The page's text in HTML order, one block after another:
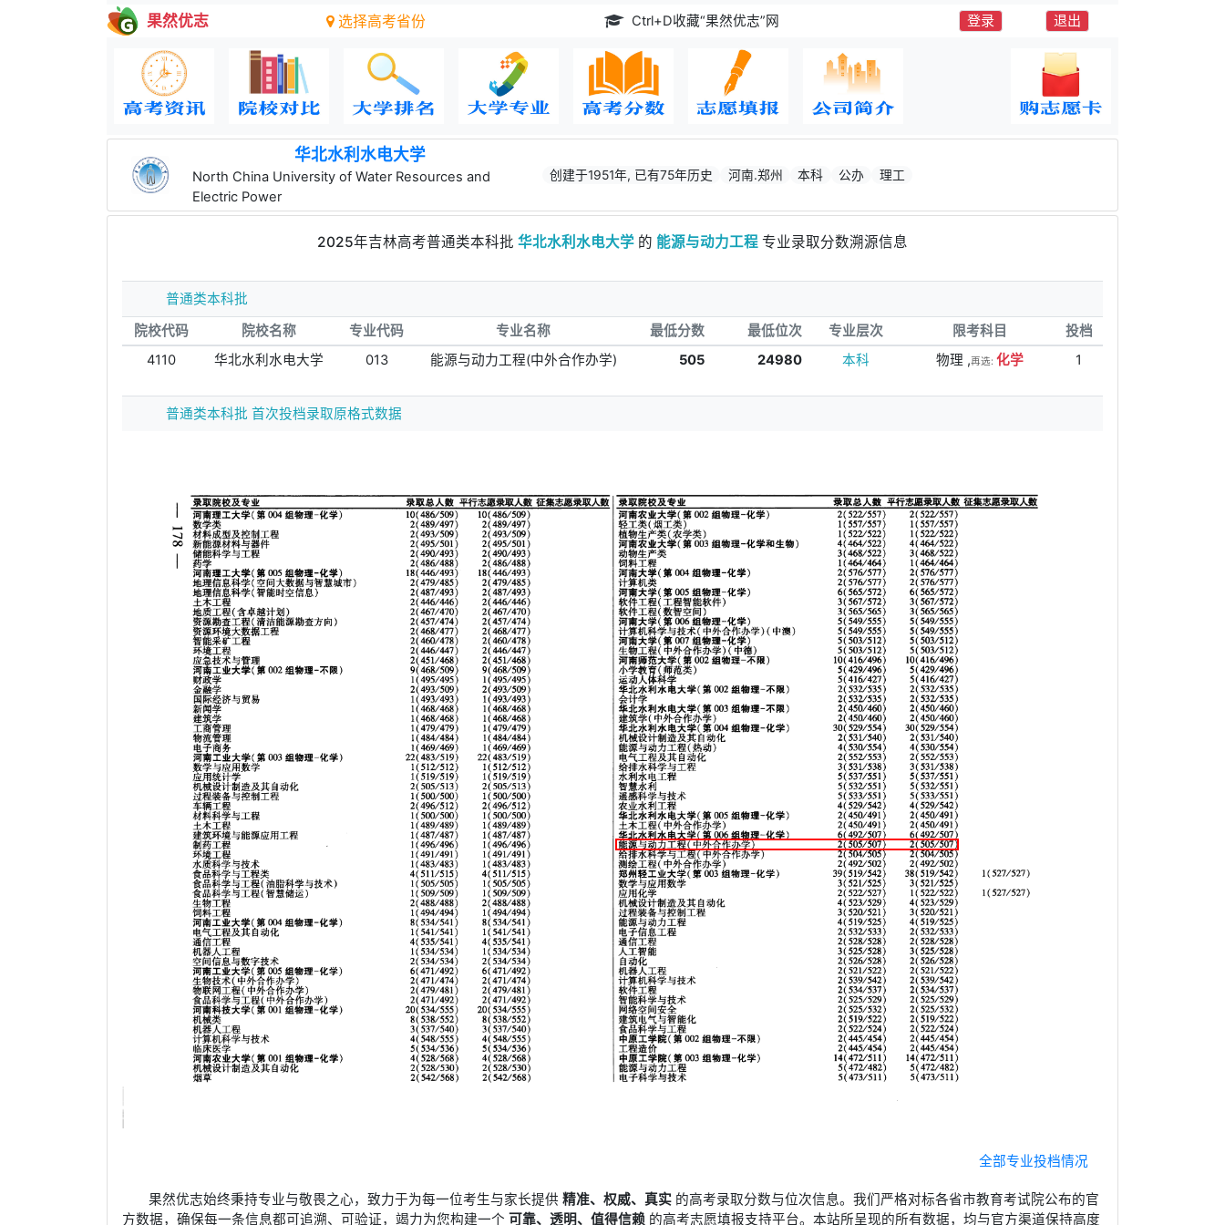
果然优志 选择高考省份 Ctrl+D收藏“果然优志”网 登录 退出
华北水利水电大学
North China University of Water Resources and
Electric Power
创建于1951年, 已有75年历史 河南.郑州 本科 公办 理工
2025年吉林高考普通类本科批 华北水利水电大学 的 能源与动力工程 专业录取分数溯源信息
普通类本科批
院校代码
院校名称 专业代码 专业名称 最低分数 最低位次 专业层次 限考科目
投档
4110
华北水利水电大学 013 能源与动力工程(中外合作办学) 505 24980 本科 物理 ,再选: 化学 1
普通类本科批 首次投档录取原格式数据
全部专业投档情况
果然优志始终秉持专业与敬畏之心，致力于为每一位考生与家长提供精准、权威、真实 的高考录取分数与位次信息。我们严格对标各省市教育考试院公布的官
方数据，确保每一条信息都可追溯、可验证，竭力为您构建一个 可靠、透明、值得信赖 的高考志愿填报支持平台。本站所呈现的所有数据，均与官方渠道保持高度